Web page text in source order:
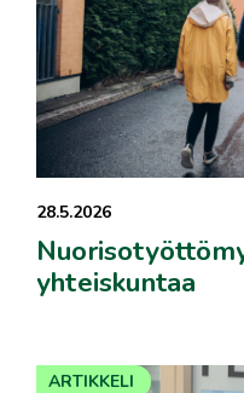
28.5.2026
yhteiskuntaa
ARTIKKELI